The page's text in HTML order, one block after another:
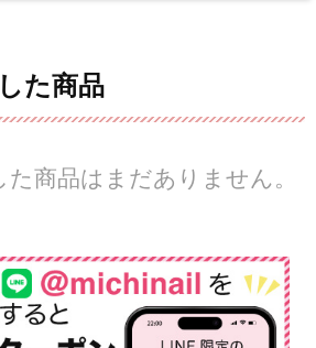
た商品
商品はまだありません。